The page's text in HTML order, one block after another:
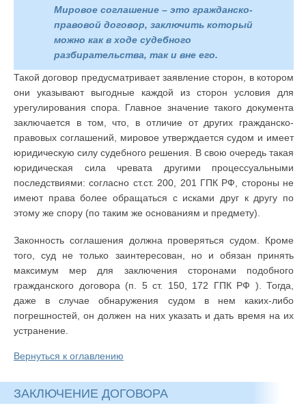
Мировое соглашение – это гражданско-
правовой договор, заключить который
можно как в ходе судебного
разбирательства, так и вне его.
Такой договор предусматривает заявление сторон, в котором
они указывают выгодные каждой из сторон условия для
урегулирования спора. Главное значение такого документа
заключается в том, что, в отличие от других гражданско-
правовых соглашений, мировое утверждается судом и имеет
юридическую силу судебного решения. В свою очередь такая
юридическая сила чревата другими процессуальными
последствиями: согласно ст.ст. 200, 201 ГПК РФ, стороны не
имеют права более обращаться с исками друг к другу по
этому же спору (по таким же основаниям и предмету).
Законность соглашения должна проверяться судом. Кроме
того, суд не только заинтересован, но и обязан принять
максимум мер для заключения сторонами подобного
гражданского договора (п. 5 ст. 150, 172 ГПК РФ ). Тогда,
даже в случае обнаружения судом в нем каких-либо
погрешностей, он должен на них указать и дать время на их
устранение.
Вернуться к оглавлению
ЗАКЛЮЧЕНИЕ ДОГОВОРА